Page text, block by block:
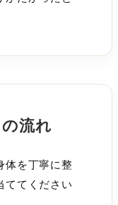
流れ
体を丁寧に整
ててください